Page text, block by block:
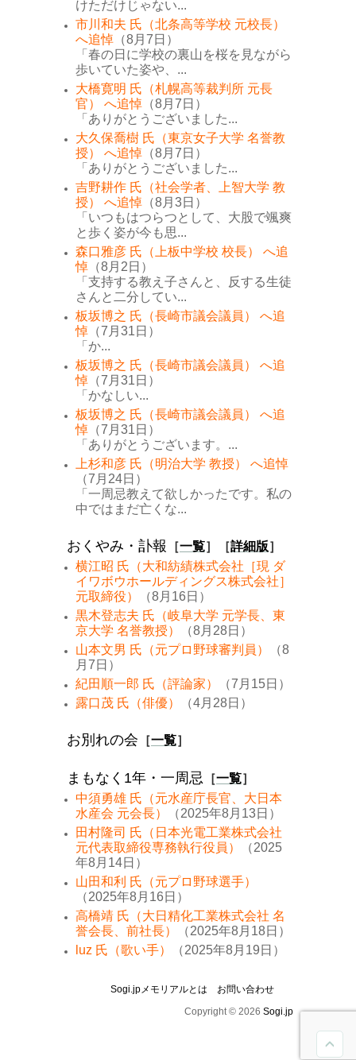
けただけじゃない...
市川和夫 氏（北条高等学校 元校長）
へ追悼 （8月7日）
「春の日に学校の裏山を桜を見ながら
歩いていた姿や、...
大橋寛明 氏（札幌高等裁判所 元長
官） へ追悼 （8月7日）
「ありがとうございました...
大久保喬樹 氏（東京女子大学 名誉教
授） へ追悼 （8月7日）
「ありがとうございました...
吉野耕作 氏（社会学者、上智大学 教
授） へ追悼 （8月3日）
「いつもはつらつとして、大股で颯爽
と歩く姿が今も思...
森口雅彦 氏（上板中学校 校長） へ追
悼 （8月2日）
「支持する教え子さんと、反する生徒
さんと二分してい...
板坂博之 氏（長崎市議会議員） へ追
悼 （7月31日）
「か...
板坂博之 氏（長崎市議会議員） へ追
悼 （7月31日）
「かなしい...
板坂博之 氏（長崎市議会議員） へ追
悼 （7月31日）
「ありがとうございます。...
上杉和彦 氏（明治大学 教授） へ追悼
（7月24日）
「一周忌教えて欲しかったです。私の
中ではまだ亡くな...
おくやみ・訃報 ［一覧］［詳細版］
横江昭 氏（大和紡績株式会社［現 ダ
イワボウホールディングス株式会社］
元取締役）
（8月16日）
黒木登志夫 氏（岐阜大学 元学長、東
京大学 名誉教授）
（8月28日）
山本文男 氏（元プロ野球審判員）
（8
月7日）
紀田順一郎 氏（評論家）
（7月15日）
露口茂 氏（俳優）
（4月28日）
お別れの会 ［一覧］
まもなく1年・一周忌 ［一覧］
中須勇雄 氏（元水産庁長官、大日本
水産会 元会長）
（2025年8月13日）
田村隆司 氏（日本光電工業株式会社
元代表取締役専務執行役員）
（2025
年8月14日）
山田和利 氏（元プロ野球選手）
（2025年8月16日）
高橋靖 氏（大日精化工業株式会社 名
誉会長、前社長）
（2025年8月18日）
luz 氏（歌い手）
（2025年8月19日）
Sogi.jpメモリアルとは
お問い合わせ
Copyright © 2026 Sogi.jp